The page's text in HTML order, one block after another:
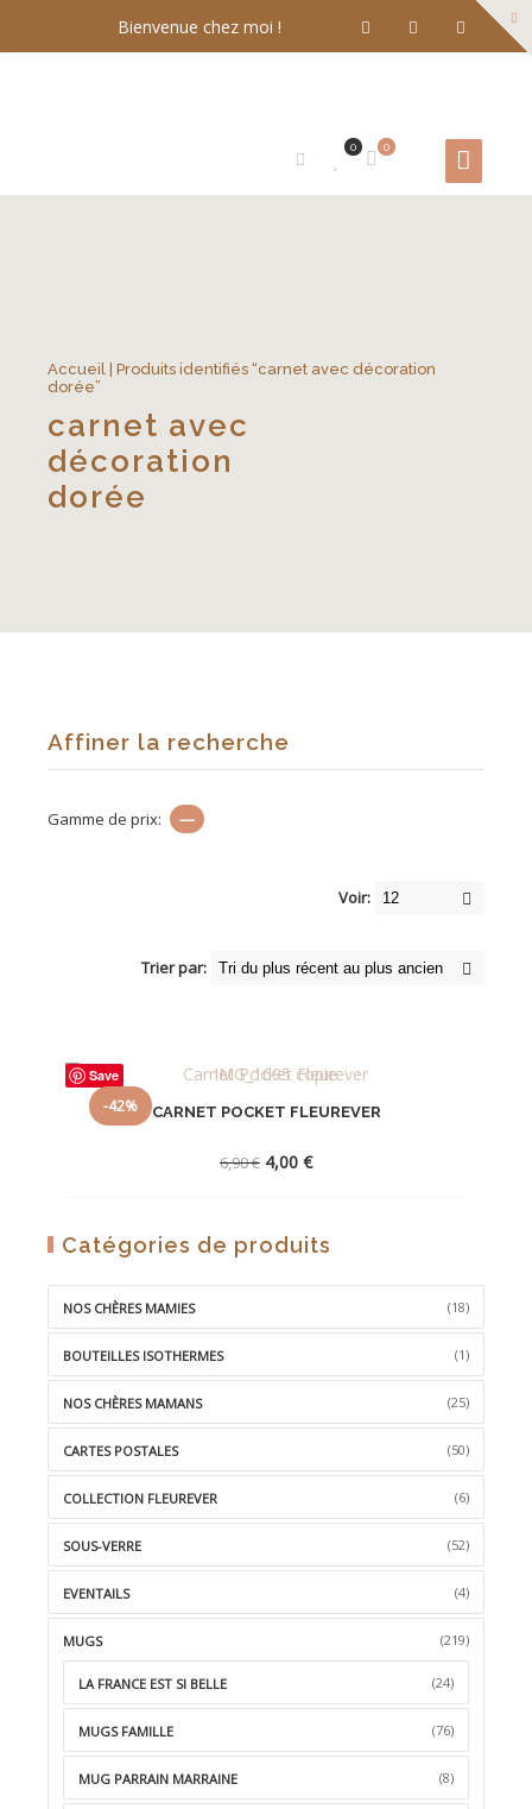
Bienvenue chez moi !
0
0
Accueil | Produits identifiés “carnet avec décoration
dorée”
carnet avec
décoration
dorée
Affiner la recherche
Gamme de prix: —
Voir:
Trier par:
Save
CARNET POCKET FLEUREVER
6,90€ Le
6,90 €.
4,00 €Le
4,00 €.
-42%
Catégories de produits
NOS CHÈRES MAMIES (18)
BOUTEILLES ISOTHERMES (1)
NOS CHÈRES MAMANS (25)
CARTES POSTALES (50)
COLLECTION FLEUREVER (6)
SOUS-VERRE (52)
EVENTAILS (4)
MUGS (219)
LA FRANCE EST SI BELLE (24)
MUGS FAMILLE (76)
MUG PARRAIN MARRAINE (8)